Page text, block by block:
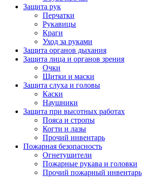
Защита рук
Перчатки
Рукавицы
Краги
Уход за руками
Защита органов дыхания
Защита лица и органов зрения
Очки
Щитки и маски
Защита слуха и головы
Каски
Наушники
Защита при высотных работах
Пояса и стропы
Когти и лазы
Прочий инвентарь
Пожарная безопасность
Огнетушители
Пожарные рукава и головки
Прочий пожарный инвентарь